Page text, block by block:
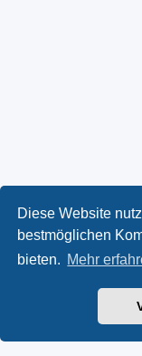
Diese Website
bestmöglichen
bieten. Mehr